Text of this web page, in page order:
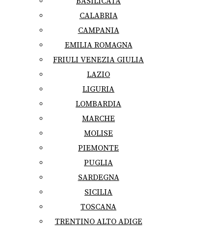
CALABRIA
CAMPANIA
EMILIA ROMAGNA
FRIULI VENEZIA GIULIA
LAZIO
LIGURIA
LOMBARDIA
MARCHE
MOLISE
PIEMONTE
PUGLIA
SARDEGNA
SICILIA
TOSCANA
TRENTINO ALTO ADIGE